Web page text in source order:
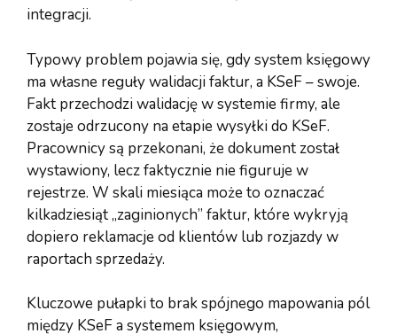
integracji.
Typowy problem pojawia się, gdy system księgowy
ma własne reguły walidacji faktur, a KSeF – swoje.
Fakt przechodzi walidację w systemie firmy, ale
zostaje odrzucony na etapie wysyłki do KSeF.
Pracownicy są przekonani, że dokument został
wystawiony, lecz faktycznie nie figuruje w
rejestrze. W skali miesiąca może to oznaczać
kilkadziesiąt „zaginionych” faktur, które wykryją
dopiero reklamacje od klientów lub rozjazdy w
raportach sprzedaży.
Kluczowe pułapki to brak spójnego mapowania pól
między KSeF a systemem księgowym,